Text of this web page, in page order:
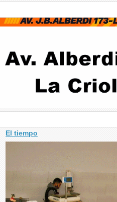
El tiempo